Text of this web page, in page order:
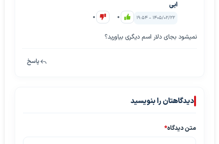
ابی
۱۴۰۵/۰۲/۲۲ - ۱۹:۵۴ 0
0
نمیشود بجای دلار اسم دیگری بیاورید؟
پاسخ
دیدگاهتان را بنویسید
متن دیدگاه*